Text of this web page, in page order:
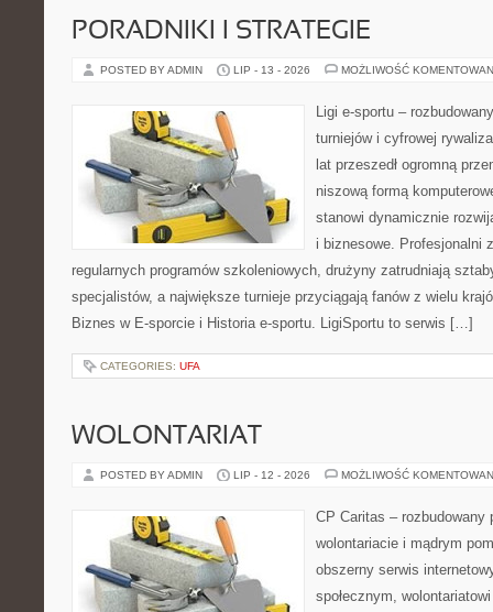
PORADNIKI I STRATEGIE
POSTED BY ADMIN LIP - 13 - 2026 MOŻLIWOŚĆ
Ligi e-sportu –
turniejów i cyfrowej
lat przeszedł ogromną
niszową formą
stanowi dynamicznie
i biznesowe. Profesjonalni
regularnych programów szkoleniowych, drużyny zatrudniają
specjalistów, a największe turnieje przyciągają fanów z wielu
Biznes w E-sporcie i Historia e-sportu. LigiSportu to serwis […]
CATEGORIES: UFA
WOLONTARIAT
POSTED BY ADMIN LIP - 12 - 2026 MOŻLIWOŚĆ
CP Caritas – rozbudowany
wolontariacie i mądrym
obszerny serwis
społecznym,